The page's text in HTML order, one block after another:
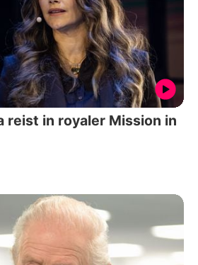
reist in royaler Mission in